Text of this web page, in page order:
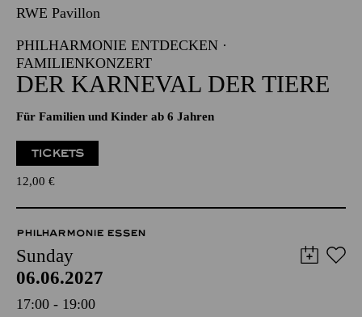
RWE Pavillon
PHILHARMONIE ENTDECKEN ·
FAMILIENKONZERT
DER KARNEVAL DER TIERE
Für Familien und Kinder ab 6 Jahren
TICKETS
12,00 €
PHILHARMONIE ESSEN
Sunday
06.06.2027
17:00 - 19:00